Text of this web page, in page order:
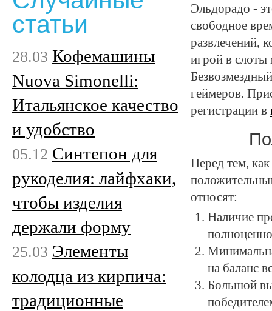
Эльдорадо -
свободное
развлечений,
игрой в слоты
геймеров.
регистрации в
Перед тем,
относят:
Наличие
на баланс
Большой
статьи
28.03 Кофемашины
Nuova Simonelli:
Итальянское качество
и удобство
05.12 Синтепон для
рукоделия: лайфхаки,
чтобы изделия
держали форму
25.03 Элементы
колодца из кирпича:
традиционные